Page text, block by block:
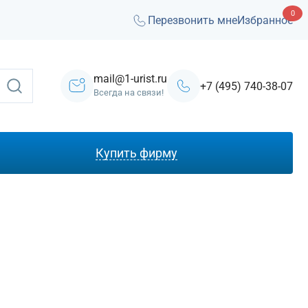
Перезвонить мнеИзбранное
0
mail@1-urist.ru
Всегда на связи! +7 (495) 740-38-07
Купить фирму